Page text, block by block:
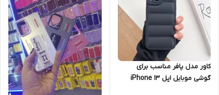
کاور مدل پافر مناسب برای
گوشی موبایل اپل iPhone 13